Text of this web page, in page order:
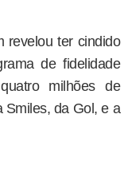
revelou ter cindido
de fidelidade
milhões de
Smiles, da Gol, e a